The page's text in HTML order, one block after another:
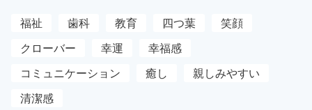
福祉 歯科 教育 四つ葉
笑顔
クローバー
幸運
幸福感
コミュニケーション
癒し
親しみやすい
清潔感